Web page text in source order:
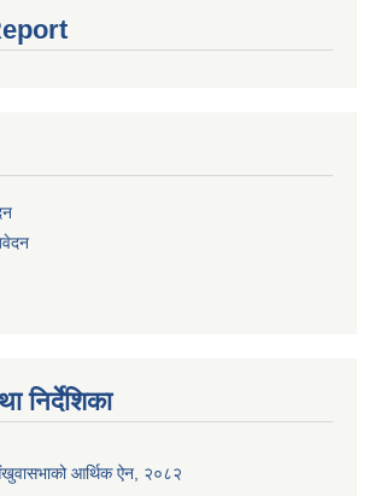
निर्देशिका
आर्थिक ऐन, २०८२